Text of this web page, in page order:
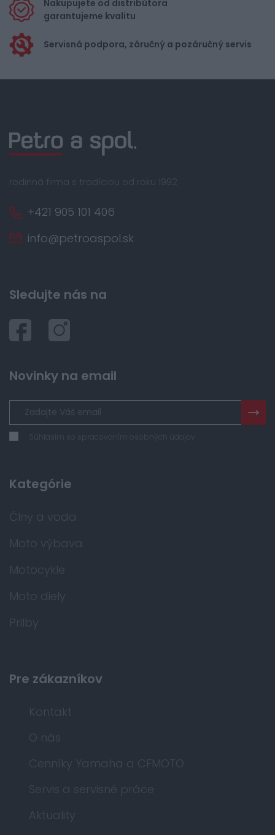
Nakupujete od distribútora
garantujeme kvalitu
Servisná podpora, záručný a pozáručný servis
rodinná firma s tradíciou od roku 1992
+421 905 101 406
info@petroaspol.sk
Sledujte nás na
Novinky na email
Súhlasím so spracovaním osobných údajov
Kategórie
Člny a voda
Moto výbava
Motocykle
Moto diely
Prilby
Pre zákazníkov
Kontakt
O nás
Cenníky Yamaha a CFMOTO
Servis a servisné práce
Aktuality